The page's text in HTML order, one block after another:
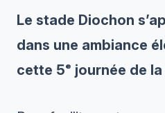
Le stade Diochon
dans une ambiance
cette 5ᵉ journée de